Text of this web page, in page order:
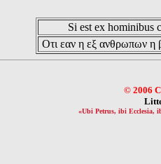
Si est ex hominibus
Οτι εαν η εξ ανθρωπων η
© 2006
«Ubi Petrus, ibi Ecclesia,